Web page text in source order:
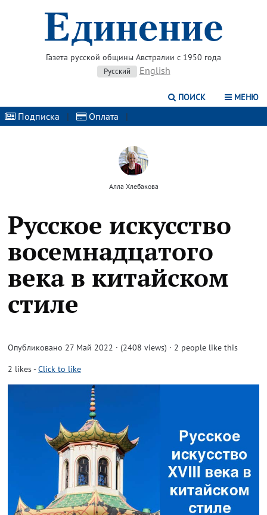
Газета русской общины Австралии с 1950 года
Русский English
ПОИСК МЕНЮ
Подписка | Оплата |
Алла Хлебакова
Русское искусство
восемнадцатого
века в китайском
стиле
Опубликовано 27 Май 2022 · (2408 views) · 2 people like this
2 likes-Click to like